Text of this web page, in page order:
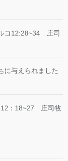
コ12:28~34 庄司
に与えられました
12：18~27 庄司牧